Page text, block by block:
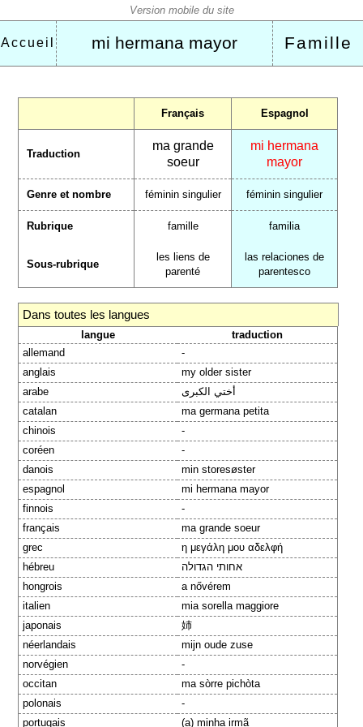
Accueil mi hermana mayor Famille
Français Espagnol
Traduction
ma grande
soeur
mi hermana
mayor
Genre et nombre féminin singulier féminin singulier
Rubrique famille familia
Sous-rubrique
les liens de
parenté
las relaciones de
parentesco
Dans toutes les langues
langue
traduction
allemand
-
anglais
my older sister
arabe
أختي الكبرى
catalan
ma germana petita
chinois
-
coréen
-
danois
min storesøster
espagnol
mi hermana mayor
finnois
-
français
ma grande soeur
grec
η μεγάλη μου αδελφή
hébreu
אחותי הגדולה
hongrois
a nővérem
italien
mia sorella maggiore
japonais
姉
néerlandais
mijn oude zuse
norvégien
-
occitan
ma sòrre pichòta
polonais
-
portugais
(a) minha irmã